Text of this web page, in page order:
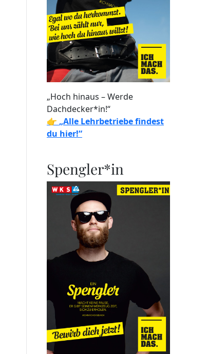
„Hoch hinaus – Werde
Dachdecker*in!“
👉 „Alle Lehrbetriebe findest
du hier!“
Spengler*in